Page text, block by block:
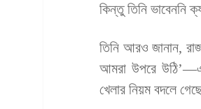
কিন্তু তিনি ভাবেননি
তিনি আরও জানান,
আমরা উপরে
খেলার নিয়ম বদলে